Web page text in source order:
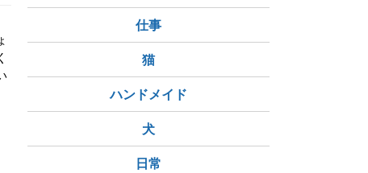
仕事
猫
ハンドメイド
犬
日常